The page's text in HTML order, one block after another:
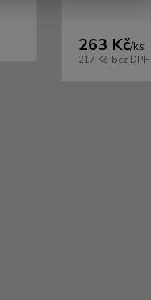
263 Kč/ks
217 Kč bez DPH